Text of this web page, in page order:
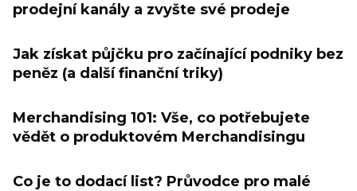
prodejní kanály a zvyšte své prodeje
Jak získat půjčku pro začínající podniky bez
peněz (a další finanční triky)
Merchandising 101: Vše, co potřebujete
vědět o produktovém Merchandisingu
Co je to dodací list? Průvodce pro malé